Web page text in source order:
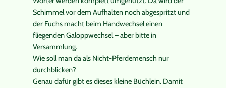
Schimmel vor dem Aufhalten noch abgespritzt und
der Fuchs macht beim Handwechsel einen
fliegenden Galoppwechsel – aber bitte in
Versammlung.
Wie soll man da als Nicht-Pferdemensch nur
durchblicken?
Genau dafür gibt es dieses kleine Büchlein. Damit